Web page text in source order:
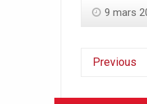
9 mars
Previous